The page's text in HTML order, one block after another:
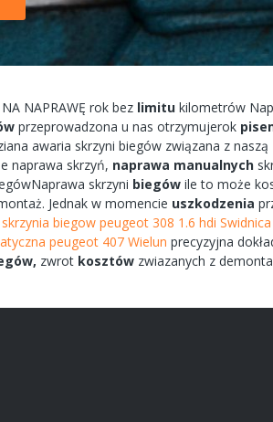
NA NAPRAWĘ rok bez limitu kilometrów
przeprowadzona u nas otrzymujerok
awaria skrzyni biegów związana z naszą
naprawa skrzyń, naprawa manualnych
skrzyni biegów ile to może
Jednak w momencie uszkodzenia
skrzynia biegow peugeot 308 1.6 hdi Swidnica
peugeot 407 Wielun precyzyjna
zwrot kosztów zwiazanych z